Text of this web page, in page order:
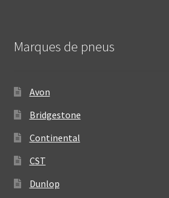
Marques de pneus
Avon
Bridgestone
Continental
CST
Dunlop